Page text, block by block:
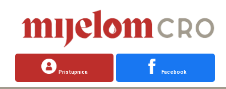
Pristupnica Facebook